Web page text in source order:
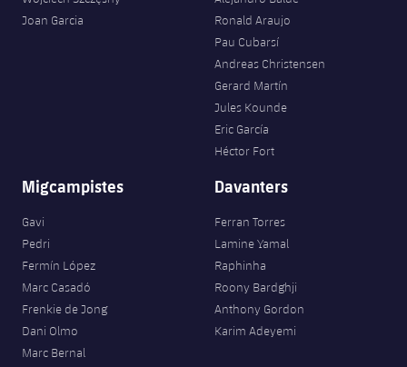
Serveis Mèdics
Acreditacions
Fotos
Fotos
Infantil A
Palmarès
Història
Classificació
plusicon
més
Infantil
Actualitat
Entrades
Resultats
Barça Atlètic
plusicon
més
Calendari
Resultats
Actualitat
Barça C
Campus Estiu
PLUSICON
MÉS
Joan Garcia
Ronald Araujo
Pau Cubarsí
Andreas Christensen
Gerard Martín
Jules Kounde
Eric García
Héctor Fort
Migcampistes
Gavi
Pedri
Fermín López
Marc Casadó
Frenkie de Jong
Dani Olmo
Marc Bernal
Davanters
Ferran Torres
Lamine Yamal
Raphinha
Roony Bardghji
Anthony Gordon
Karim Adeyemi